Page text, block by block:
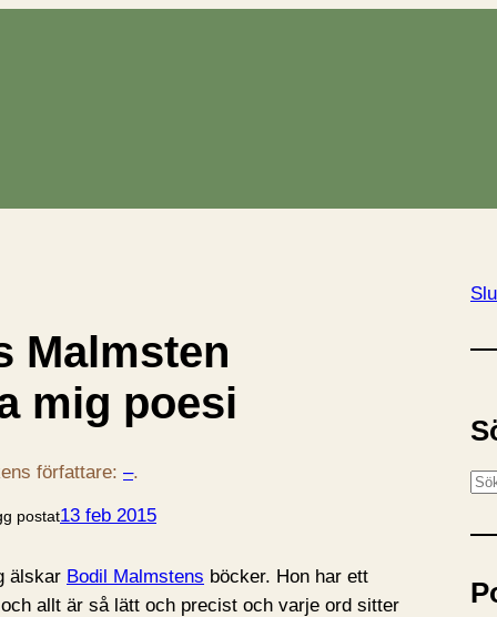
Malmsten
mig poesi
författare: –.
postat13 feb 2015
älskar Bodil Malmstens böcker. Hon har ett
allt är så lätt och precist och varje ord sitter
S
k